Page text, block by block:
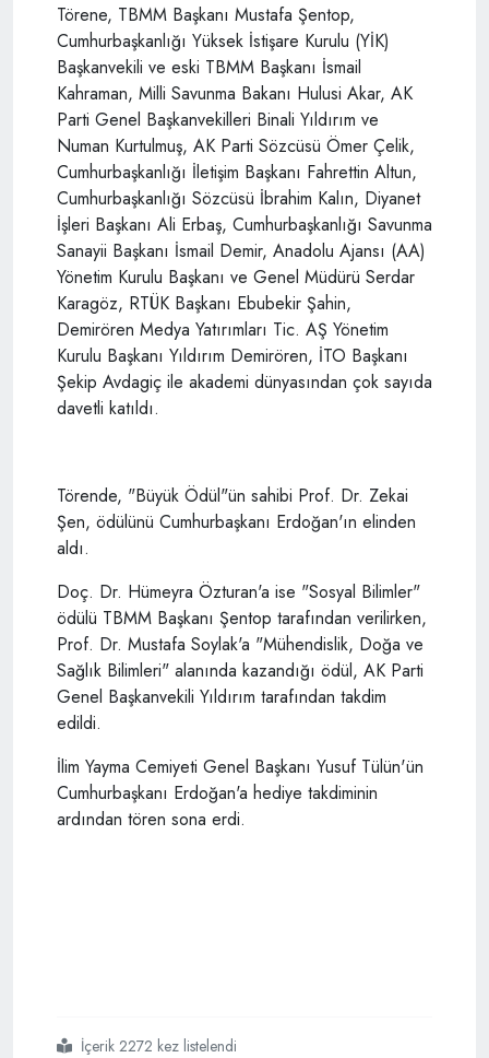
Törene, TBMM Başkanı Mustafa Şentop,
Cumhurbaşkanlığı Yüksek İstişare Kurulu (YİK)
Başkanvekili ve eski TBMM Başkanı İsmail
Kahraman, Milli Savunma Bakanı Hulusi Akar, AK
Parti Genel Başkanvekilleri Binali Yıldırım ve
Numan Kurtulmuş, AK Parti Sözcüsü Ömer Çelik,
Cumhurbaşkanlığı İletişim Başkanı Fahrettin Altun,
Cumhurbaşkanlığı Sözcüsü İbrahim Kalın, Diyanet
İşleri Başkanı Ali Erbaş, Cumhurbaşkanlığı Savunma
Sanayii Başkanı İsmail Demir, Anadolu Ajansı (AA)
Yönetim Kurulu Başkanı ve Genel Müdürü Serdar
Karagöz, RTÜK Başkanı Ebubekir Şahin,
Demirören Medya Yatırımları Tic. AŞ Yönetim
Kurulu Başkanı Yıldırım Demirören, İTO Başkanı
Şekip Avdagiç ile akademi dünyasından çok sayıda
davetli katıldı.
Törende, "Büyük Ödül"ün sahibi Prof. Dr. Zekai
Şen, ödülünü Cumhurbaşkanı Erdoğan'ın elinden
aldı.
Doç. Dr. Hümeyra Özturan'a ise "Sosyal Bilimler"
ödülü TBMM Başkanı Şentop tarafından verilirken,
Prof. Dr. Mustafa Soylak'a "Mühendislik, Doğa ve
Sağlık Bilimleri" alanında kazandığı ödül, AK Parti
Genel Başkanvekili Yıldırım tarafından takdim
edildi.
İlim Yayma Cemiyeti Genel Başkanı Yusuf Tülün'ün
Cumhurbaşkanı Erdoğan'a hediye takdiminin
ardından tören sona erdi.
#cumhurbaşkanı
#erdoğandan
#faiz
#mesajıİçerik 2272 kez listelendi